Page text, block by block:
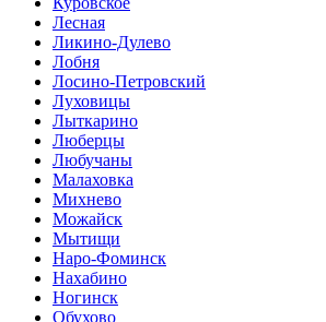
Лесная
Ликино-Дулево
Лобня
Лосино-Петровский
Луховицы
Лыткарино
Люберцы
Любучаны
Малаховка
Михнево
Можайск
Мытищи
Наро-Фоминск
Нахабино
Ногинск
Обухово